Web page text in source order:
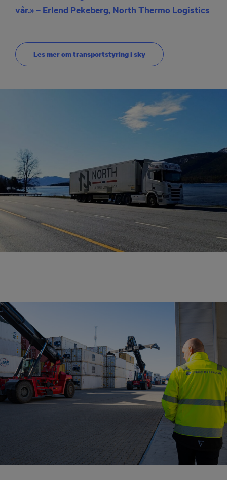
vår.» – Erlend Pekeberg, North Thermo Logistics
Les mer om transportstyring i sky